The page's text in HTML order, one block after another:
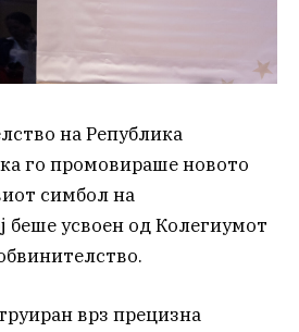
на Република
го промовираше новото
симбол на
беше усвоен од Колегиумот
врз прецизна